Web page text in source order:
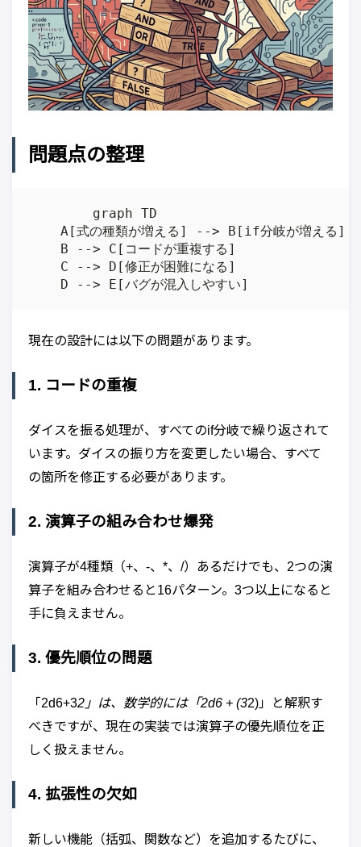
問題点の整理
    A[式の種類が増える] --> B[if分岐が増える]
    B --> C[コードが重複する]
    C --> D[修正が困難になる]
現在の設計には以下の問題があります。
1. コードの重複
ダイスを振る処理が、すべてのif分岐で繰り返されて
います。ダイスの振り方を変更したい場合、すべて
の箇所を修正する必要があります。
2. 演算子の組み合わせ爆発
演算子が4種類（+、-、*、/）あるだけでも、2つの演
算子を組み合わせると16パターン。3つ以上になると
手に負えません。
3. 優先順位の問題
「2d6+32」は、数学的には「2d6 + (32)」と解釈す
べきですが、現在の実装では演算子の優先順位を正
しく扱えません。
4. 拡張性の欠如
新しい機能（括弧、関数など）を追加するたびに、